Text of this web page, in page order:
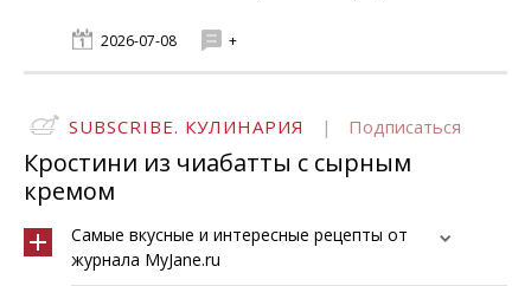
2026-07-08 +
SUBSCRIBE. КУЛИНАРИЯ | Подписаться
Кростини из чиабатты с сырным
кремом
Самые вкусные и интересные рецепты от
журнала MyJane.ru